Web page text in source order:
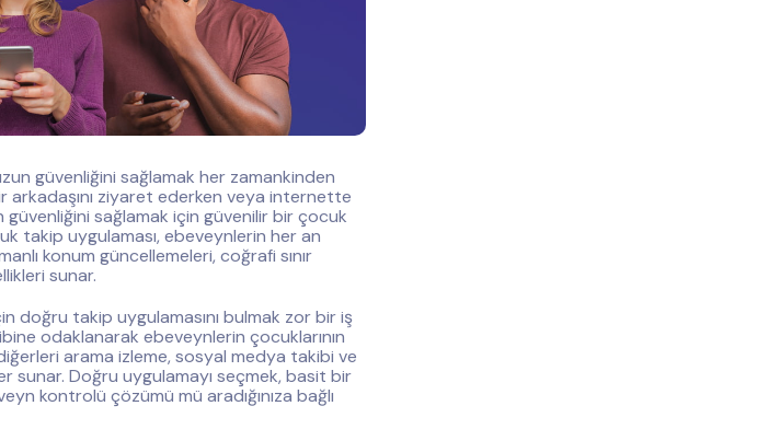
güvenliğini sağlamak her zamankinden
arkadaşını ziyaret ederken veya internette
sağlamak için güvenilir bir çocuk
takip uygulaması, ebeveynlerin her an
konum güncellemeleri, coğrafi sınır
sunar.
doğru takip uygulamasını bulmak zor bir iş
odaklanarak ebeveynlerin çocuklarının
arama izleme, sosyal medya takibi ve
sunar. Doğru uygulamayı seçmek, basit bir
kontrolü çözümü mü aradığınıza bağlı